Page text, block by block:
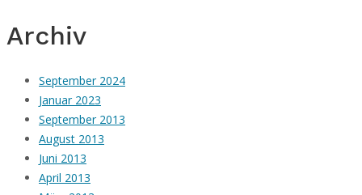
Archiv
September 2024
Januar 2023
September 2013
August 2013
Juni 2013
April 2013